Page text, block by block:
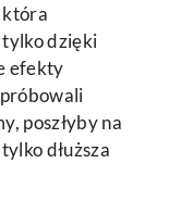
która
dzięki
efekty
poszłyby na
dłuższa